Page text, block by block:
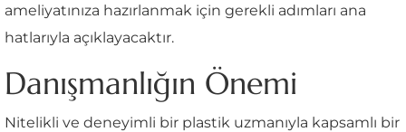
ameliyatınıza hazırlanmak için gerekli adımları ana
hatlarıyla açıklayacaktır.
Danışmanlığın Önemi
Nitelikli ve deneyimli bir plastik uzmanıyla kapsamlı bir